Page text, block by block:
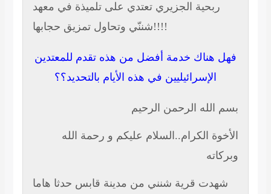
ربحية الجزيري تعتدي على تلميذة في معهد
شننّي وتحاول تمزيق حجابها!!!!
فهل هناك خدمة أفضل من هذه تقدم للمعتدين
الإسرائيليين في هذه الأيام بالتحديد؟؟
بسم الله الرحمن الرحيم
الأخوة الكرام..السلام عليكم و رحمة الله
وبركاته
شهدت قرية شنني من مدينة قابس حدثا هاما